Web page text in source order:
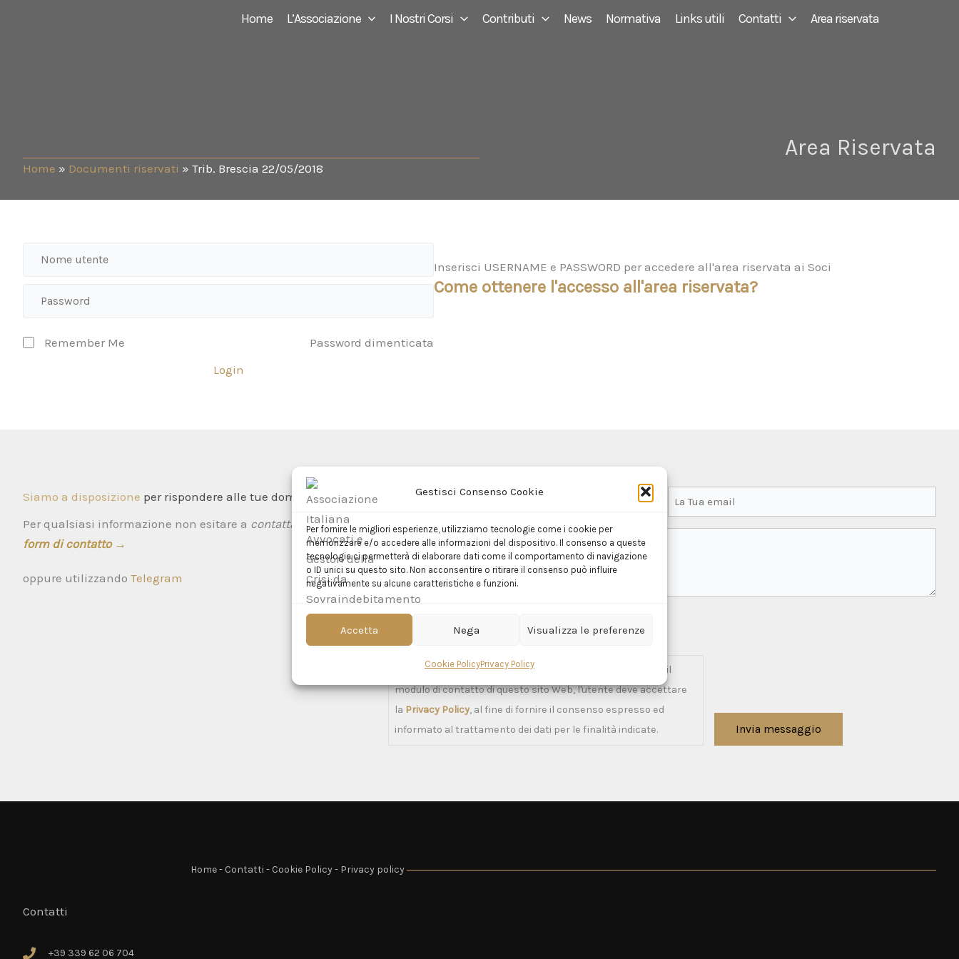
Gestisci Consenso Cookie
Per fornire le migliori esperienze, utilizziamo tecnologie come i cookie per
memorizzare e/o accedere alle informazioni del dispositivo. Il consenso a queste
tecnologie ci permetterà di elaborare dati come il comportamento di navigazione
o ID unici su questo sito. Non acconsentire o ritirare il consenso può influire
negativamente su alcune caratteristiche e funzioni.
Accetta Nega Visualizza le preferenze
Cookie PolicyPrivacy Policy
Home L’Associazione I Nostri Corsi Contributi News Normativa Links utili Contatti Area riservata
Area Riservata
Home » Documenti riservati » Trib. Brescia 22/05/2018
Password dimenticata
Remember Me
Login
Inserisci USERNAME e PASSWORD per accedere all'area riservata ai Soci
Come ottenere l'accesso all'area riservata?
Siamo a disposizione per rispondere alle tue domande...
Per qualsiasi informazione non esitare a contattarci tramite il
form di contatto→
oppure utilizzando Telegram
Sottoscrivo la Privacy Policy.
Prima di inviare qualsiasi richiesta di informazioni tramite il
modulo di contatto di questo sito Web, l'utente deve accettare
la Privacy Policy, al fine di fornire il consenso espresso ed
informato al trattamento dei dati per le finalità indicate.
Invia messaggio
Home- Contatti - Cookie Policy- Privacy policy
Contatti
+39 339 62 06 704